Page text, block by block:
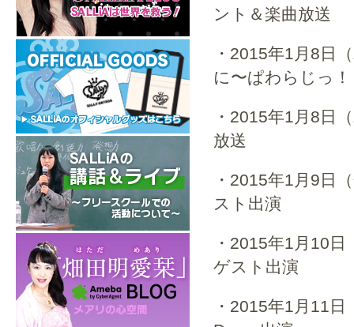
ント＆楽曲放送
・2015年1月8日
に〜ぱわらじっ
・2015年1月8日
放送
・2015年1月9日
スト出演
・2015年1月10
ゲスト出演
・2015年1月11